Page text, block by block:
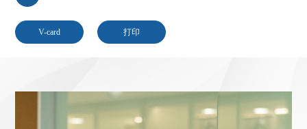
V-card 打印